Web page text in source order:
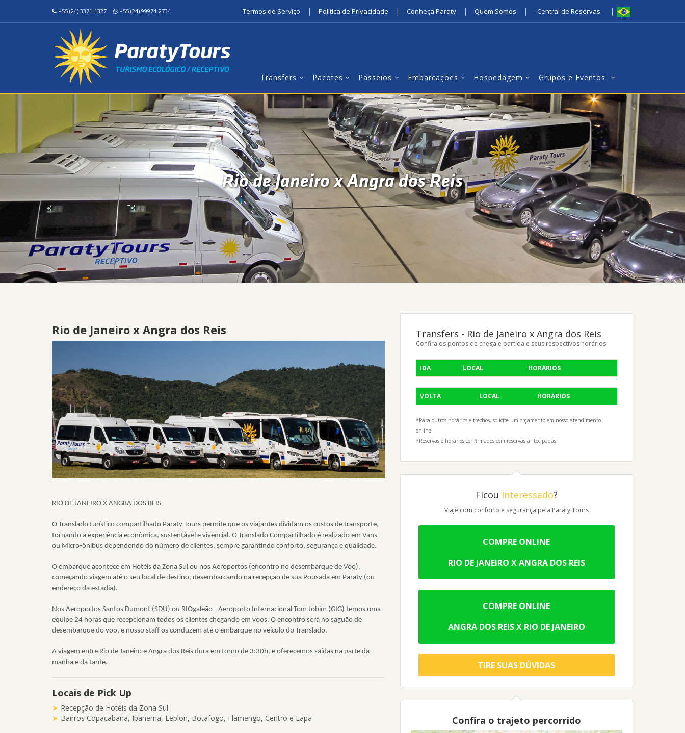
+55 (24) 3371-1327 +55 (24) 99974-2734 Termos de Serviço | Política de Privacidade | Conheça Paraty | Quem Somos | Central de Reservas |
Transfers Pacotes Passeios Embarcações Hospedagem Grupos e Eventos
Rio de Janeiro x Angra dos Reis
Rio de Janeiro x Angra dos Reis
RIO DE JANEIRO X ANGRA DOS REIS
O Translado turístico compartilhado Paraty Tours permite que os viajantes dividam os custos de transporte,
tornando a experiência econômica, sustentável e vivencial. O Translado Compartilhado é realizado em Vans
ou Micro-ônibus dependendo do número de clientes, sempre garantindo conforto, segurança e qualidade.
O embarque acontece em Hotéis da Zona Sul ou nos Aeroportos (encontro no desembarque de Voo),
começando viagem até o seu local de destino, desembarcando na recepção de sua Pousada em Paraty (ou
endereço da estadia).
Nos Aeroportos Santos Dumont (SDU) ou RIOgaleão - Aeroporto Internacional Tom Jobim (GIG) temos uma
equipe 24 horas que recepcionam todos os clientes chegando em voos. O encontro será no saguão de
desembarque do voo, e nosso staff os conduzem até o embarque no veículo do Translado.
A viagem entre Rio de Janeiro e Angra dos Reis dura em torno de 3:30h, e oferecemos saídas na parte da
manhã e da tarde.
Locais de Pick Up
Recepção de Hotéis da Zona Sul
Bairros Copacabana, Ipanema, Leblon, Botafogo, Flamengo, Centro e Lapa
Transfers - Rio de Janeiro x Angra dos Reis
Confira os pontos de chega e partida e seus respectivos horários
IDA LOCAL HORARIOS
VOLTA LOCAL HORARIOS
*Para outros horários e trechos, solicite um orçamento em nosso atendimento
online.
*Reservas e horarios confirmados com reservas antecipadas.
Ficou Interessado?
Viaje com conforto e segurança pela Paraty Tours
COMPRE ONLINE
RIO DE JANEIRO X ANGRA DOS REIS
COMPRE ONLINE
ANGRA DOS REIS X RIO DE JANEIRO
TIRE SUAS DÚVIDAS
Confira o trajeto percorrido